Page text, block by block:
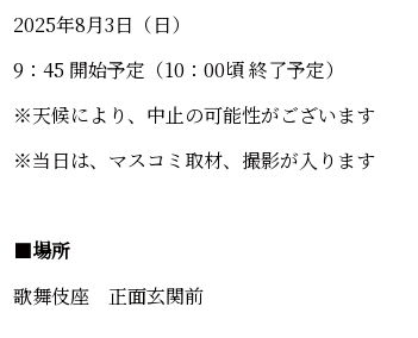
2025年8月3日（日）
9：45 開始予定（10：00頃 終了予定）
※天候により、中止の可能性がございます
※当日は、マスコミ取材、撮影が入ります
■場所
歌舞伎座 正面玄関前